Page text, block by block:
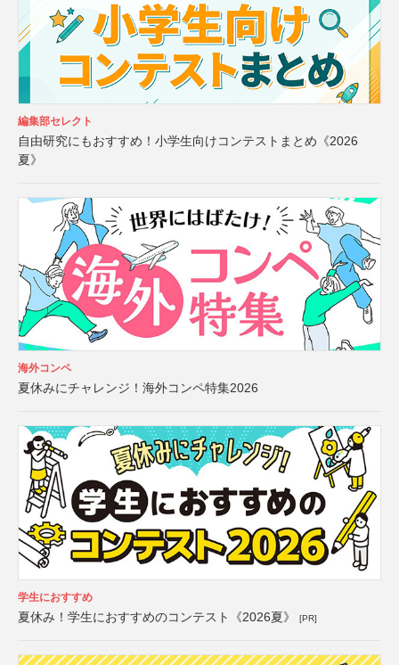
編集部セレクト
自由研究にもおすすめ！小学生向けコンテストまとめ《2026
夏》
海外コンペ
夏休みにチャレンジ！海外コンペ特集2026
学生におすすめ
夏休み！学生におすすめのコンテスト《2026夏》 [PR]